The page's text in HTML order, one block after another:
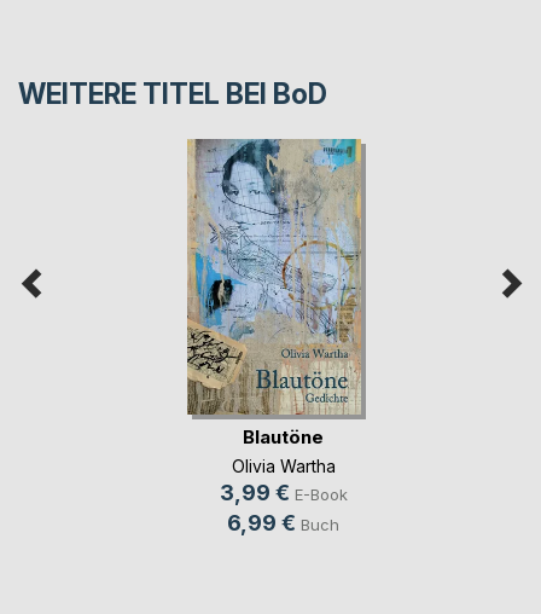
WEITERE TITEL BEI BoD
Blautöne
Olivia Wartha
3,99 € E-Book
6,99 € Buch